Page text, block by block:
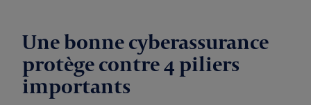
Une bonne cyberassurance
protège contre 4 piliers
importants